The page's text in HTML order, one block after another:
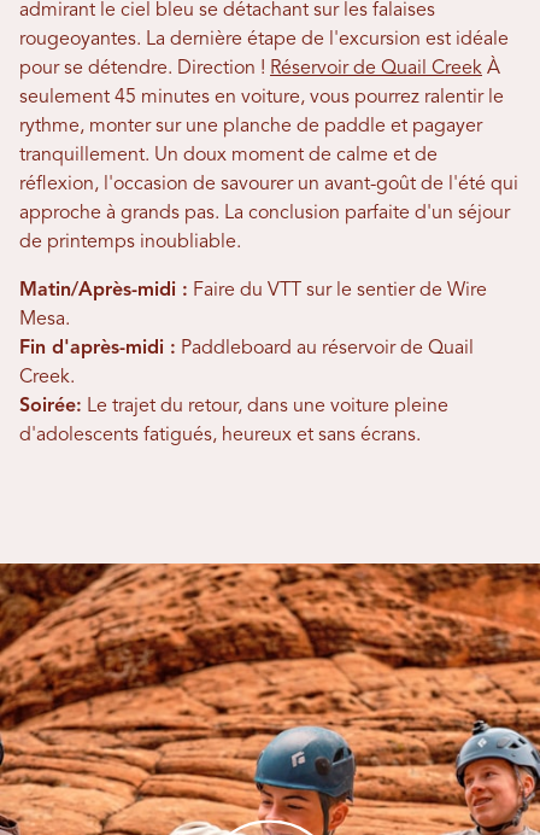
admirant le ciel bleu se détachant sur les falaises
rougeoyantes. La dernière étape de l'excursion est idéale
pour se détendre. Direction ! Réservoir de Quail Creek À
seulement 45 minutes en voiture, vous pourrez ralentir le
rythme, monter sur une planche de paddle et pagayer
tranquillement. Un doux moment de calme et de
réflexion, l'occasion de savourer un avant-goût de l'été qui
approche à grands pas. La conclusion parfaite d'un séjour
de printemps inoubliable.
Matin/Après-midi : Faire du VTT sur le sentier de Wire
Mesa.
Fin d'après-midi : Paddleboard au réservoir de Quail
Creek.
Soirée: Le trajet du retour, dans une voiture pleine
d'adolescents fatigués, heureux et sans écrans.